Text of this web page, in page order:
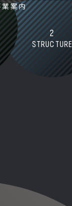
業案内
2
STRUCTURE